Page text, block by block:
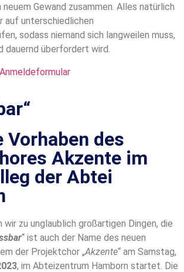
Gewand zusammen. Alles natürlich
auf unterschiedlichen
sodass niemand sich langweilen muss,
dauernd überfordert wird.
Vorhaben des
Akzente im
der Abtei
wir zu unglaublich großartigen Dingen, die
“ ist auch der Name des neuen
der Projektchor „Akzente“ am Samstag,
, im Abteizentrum Hamborn startet. Die